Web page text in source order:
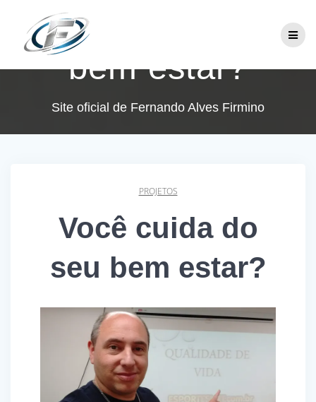
Você cuida do seu
bem estar?
Site oficial de Fernando Alves Firmino
PROJETOS
Você cuida do
seu bem estar?